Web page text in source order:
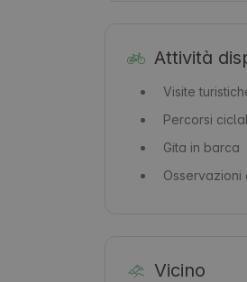
Attività
Visite
Percorsi
Gita in barca
Osservazioni
Vicino